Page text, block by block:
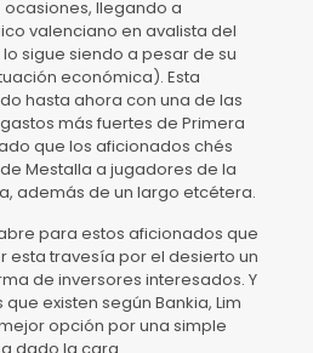
llegando a
valenciano en avalista del
sigue siendo a pesar de su
económica). Esta
hasta ahora con una de las
más fuertes de Primera
que los aficionados chés
Mestalla a jugadores de la
además de un largo etcétera.
para estos aficionados que
esta travesía por el desierto un
de inversores interesados. Y
existen según Bankia, Lim
opción por una simple